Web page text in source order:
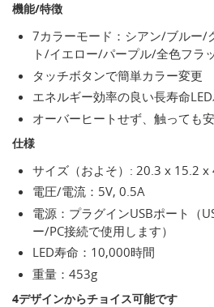
機能/特徴
7カラーモード：シアン/ブルー/
ト/イエロー/パープル/全色フラ
タッチボタンで簡単カラー変更
エネルギー効率の良い長寿命
オーバーヒートせず、触っても
仕様
サイズ（およそ）: 20.3 x 15.2 x
電圧/電流：5V, 0.5A
電源：プラグインUSBポート（
ー/PC接続で使用します）
LED寿命：10,000時間
重量：453g
4デザインからチョイス可能です